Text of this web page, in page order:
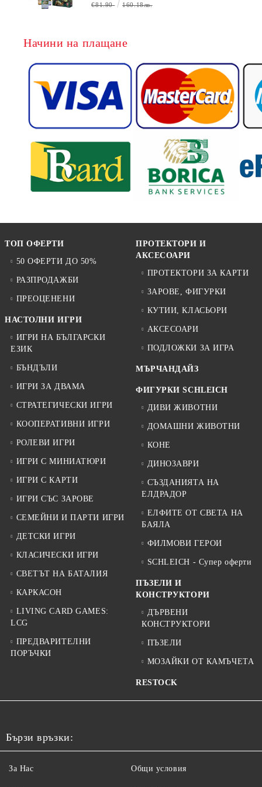
€81.90 160.18лв.
Начини на плащане
ТОП ОФЕРТИ
50 ОФЕРТИ ДО 50%
РАЗПРОДАЖБИ
ПРЕОЦЕНЕНИ
НАСТОЛНИ ИГРИ
ИГРИ НА БЪЛГАРСКИ
ЕЗИК
БЪНДЪЛИ
ИГРИ ЗА ДВАМА
СТРАТЕГИЧЕСКИ ИГРИ
КООПЕРАТИВНИ ИГРИ
РОЛЕВИ ИГРИ
ИГРИ С МИНИАТЮРИ
ИГРИ С КАРТИ
ИГРИ СЪС ЗАРОВЕ
СЕМЕЙНИ И ПАРТИ ИГРИ
ДЕТСКИ ИГРИ
КЛАСИЧЕСКИ ИГРИ
СВЕТЪТ НА БАТАЛИЯ
КАРКАСОН
LIVING CARD GAMES:
LCG
ПРЕДВАРИТЕЛНИ
ПОРЪЧКИ
ПРОТЕКТОРИ И
АКСЕСОАРИ
ПРОТЕКТОРИ ЗА КАРТИ
ЗАРОВЕ, ФИГУРКИ
КУТИИ, КЛАСЬОРИ
АКСЕСОАРИ
ПОДЛОЖКИ ЗА ИГРА
МЪРЧАНДАЙЗ
ФИГУРКИ SCHLEICH
ДИВИ ЖИВОТНИ
ДОМАШНИ ЖИВОТНИ
КОНЕ
ДИНОЗАВРИ
СЪЗДАНИЯТА НА
ЕЛДРАДОР
ЕЛФИТЕ ОТ СВЕТА НА
БАЯЛА
ФИЛМОВИ ГЕРОИ
SCHLEICH - Супер оферти
ПЪЗЕЛИ И
КОНСТРУКТОРИ
ДЪРВЕНИ
КОНСТРУКТОРИ
ПЪЗЕЛИ
МОЗАЙКИ ОТ КАМЪЧЕТА
RESTOCK
Бързи връзки:
За Нас Общи условия